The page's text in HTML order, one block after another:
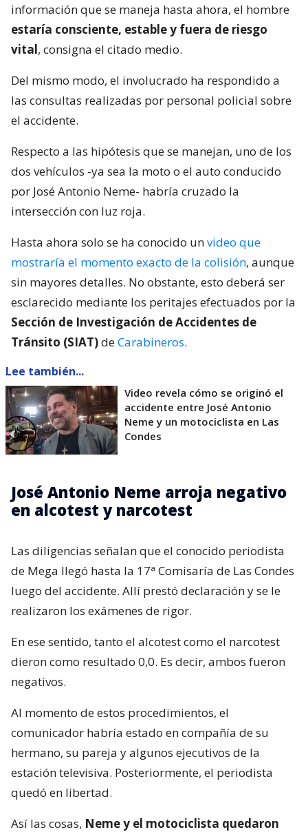
información que se maneja hasta ahora, el hombre
estaría consciente, estable y fuera de riesgo
vital, consigna el citado medio.
Del mismo modo, el involucrado ha respondido a
las consultas realizadas por personal policial sobre
el accidente.
Respecto a las hipótesis que se manejan, uno de los
dos vehículos -ya sea la moto o el auto conducido
por José Antonio Neme- habría cruzado la
intersección con luz roja.
Hasta ahora solo se ha conocido unvideo que
mostraría el momento exacto de la colisión, aunque
sin mayores detalles. No obstante, esto deberá ser
esclarecido mediante los peritajes efectuados por la
Sección de Investigación de Accidentes de
Tránsito (SIAT)deCarabineros.
Lee también...
Video revela cómo se originó el
accidente entre José Antonio
Neme y un motociclista en Las
Condes
José Antonio Neme arroja negativo
en alcotest y narcotest
Las diligencias señalan que el conocido periodista
de Mega llegó hasta la 17ª Comisaría de Las Condes
luego del accidente. Allí prestó declaración y se le
realizaron los exámenes de rigor.
En ese sentido, tanto el alcotest como el narcotest
dieron como resultado 0,0. Es decir, ambos fueron
negativos.
Al momento de estos procedimientos, el
comunicador habría estado en compañía de su
hermano, su pareja y algunos ejecutivos de la
estación televisiva. Posteriormente, el periodista
quedó en libertad.
Así las cosas, Neme y el motociclista quedaron